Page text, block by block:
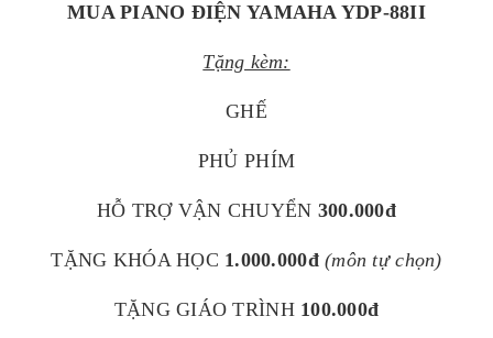
MUA PIANO ĐIỆN YAMAHA YDP-88II
Tặng kèm:
GHẾ
PHỦ PHÍM
HỖ TRỢ VẬN CHUYỂN 300.000đ
TẶNG KHÓA HỌC 1.000.000đ (môn tự chọn)
TẶNG GIÁO TRÌNH100.000đ